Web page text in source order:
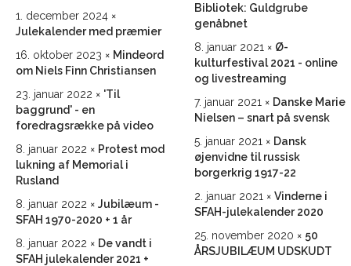
1. december 2024
Julekalender med præmier
16. oktober 2023
Mindeord
om Niels Finn Christiansen
23. januar 2022
'Til
baggrund' - en
foredragsrække på video
8. januar 2022
Protest mod
lukning af Memorial i
Rusland
8. januar 2022
Jubilæum -
SFAH 1970-2020 + 1 år
8. januar 2022
De vandt i
SFAH julekalender 2021 +
Bibliotek: Guldgrube
genåbnet
8. januar 2021
Ø-
kulturfestival 2021 - online
og livestreaming
7. januar 2021
Danske Marie
Nielsen – snart på svensk
5. januar 2021
Dansk
øjenvidne til russisk
borgerkrig 1917-22
2. januar 2021
Vinderne i
SFAH-julekalender 2020
25. november 2020
50
ÅRSJUBILÆUM UDSKUDT